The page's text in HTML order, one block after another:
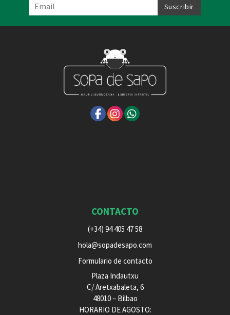
CONTACTO
(+34) 94 405 47 58
hola@sopadesapo.com
Formulario de contacto
Plaza Indautxu
C/ Aretxabaleta, 6
48010 – Bilbao
HORARIO DE AGOSTO: